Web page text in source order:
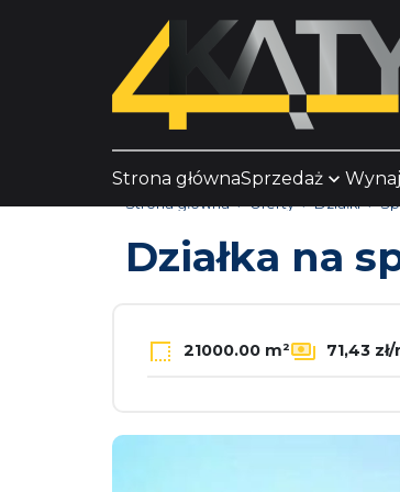
Strona głównaSprzedaż
Strona główna Oferty Działki
Działka na
21000.00 m² 71,43